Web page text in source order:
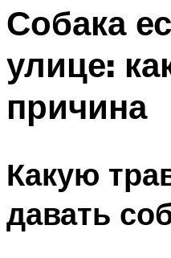
Собака
улице:
причина
Какую
давать